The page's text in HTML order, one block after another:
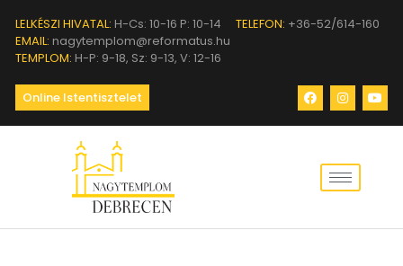
LELKÉSZI HIVATAL: H-Cs: 10-16 P: 10-14 TELEFON: +36-52/614-160
EMAIL: nagytemplom@reformatus.hu
TEMPLOM: H-P: 9-18, Sz: 9-13, V: 12-16
Online Istentisztelet